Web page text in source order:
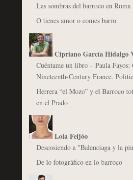
Las sombras del barroco en Roma
O tienes amor o comes barro
Cipriano García Hidalgo
Cuéntame un libro – Paula Fayos:
Nineteenth-Century France.
Herrera “el Mozo” y el Barroco
en el Prado
Lola Feijóo
Descosiendo a "Balenciaga y la
De lo fotográfico en lo barroco